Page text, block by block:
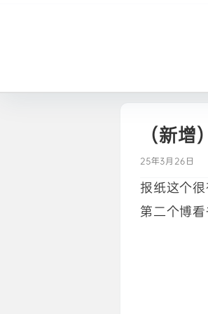
（新
25年3月26日
报纸这个
第二个博